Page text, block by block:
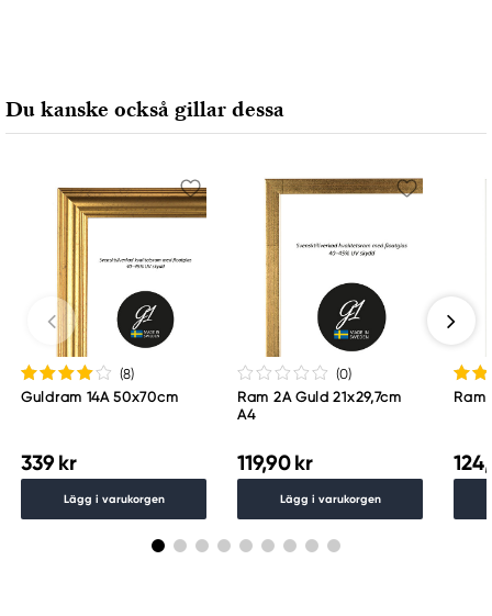
Du kanske också gillar dessa
(8)
Guldram 14A 50x70cm
339 kr
Lägg i varukorgen
(0)
Ram 2A Guld 21x29,7cm
A4
119,90 kr
Lägg i varukorgen
Ram